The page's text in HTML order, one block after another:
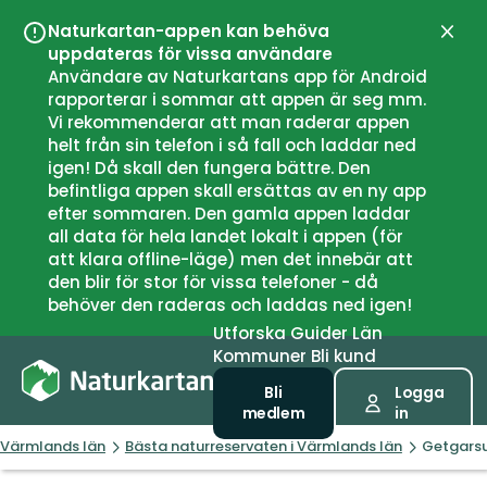
Naturkartan-appen kan behöva
uppdateras för vissa användare
Användare av Naturkartans app för Android
rapporterar i sommar att appen är seg mm.
Vi rekommenderar att man raderar appen
helt från sin telefon i så fall och laddar ned
igen! Då skall den fungera bättre. Den
befintliga appen skall ersättas av en ny app
efter sommaren. Den gamla appen laddar
all data för hela landet lokalt i appen (för
att klara offline-läge) men det innebär att
den blir för stor för vissa telefoner - då
behöver den raderas och laddas ned igen!
UtforskaGuiderLän
Kommuner Bli kund
Bli
medlem
Logga
in
Värmlands län Bästa naturreservaten i Värmlands län